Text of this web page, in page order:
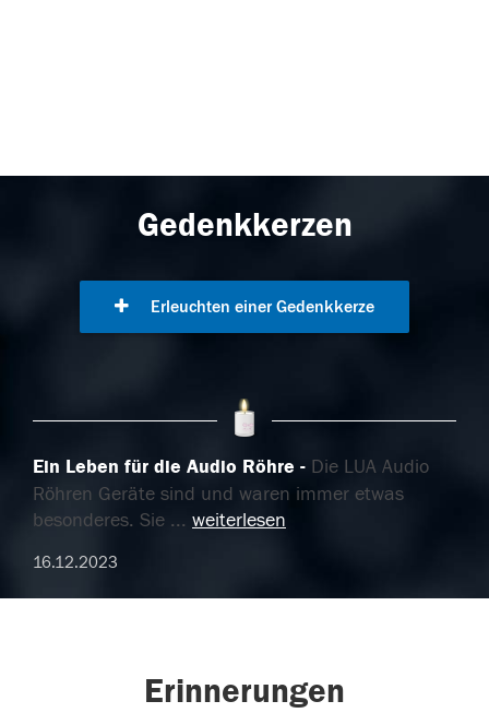
Gedenkkerzen
Erleuchten einer Gedenkkerze
Ein Leben für die Audio Röhre
Die LUA Audio
Röhren Geräte sind und waren immer etwas
besonderes. Sie ... weiterlesen
16.12.2023
Erinnerungen